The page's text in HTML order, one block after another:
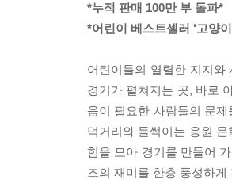
*누적 판매 100만 부 돌파*
*어린이 베스트셀러 ‘고양
어린이들의 열렬한 지지와
경기가 펼쳐지는 곳, 바로
움이 필요한 사람들의 문
먹거리와 들썩이는 응원
힘을 모아 경기를 만들어
즈의 재미를 한층 풍성하